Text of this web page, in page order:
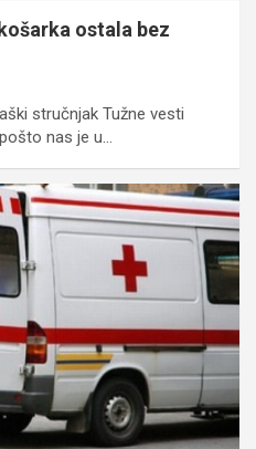
ostala bez
stručnjak Tužne vesti
nas je u…